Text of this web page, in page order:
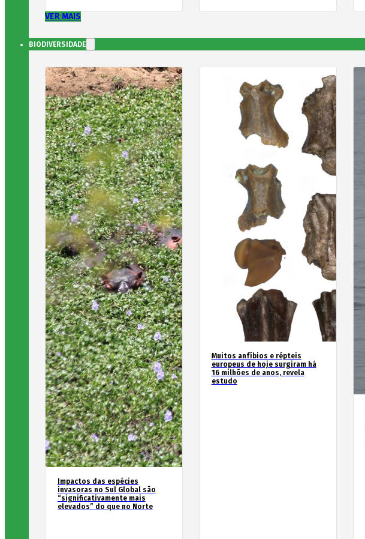
VER MAIS
BIODIVERSIDADE
Impactos das espécies
invasoras no Sul Global são
“significativamente mais
elevados” do que no Norte
Muitos anfíbios e répteis
europeus de hoje surgiram há
16 milhões de anos, revela
estudo